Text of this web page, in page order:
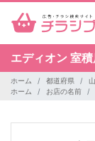
エディオン 室
ホーム 都道府県
ホーム
お店の名前